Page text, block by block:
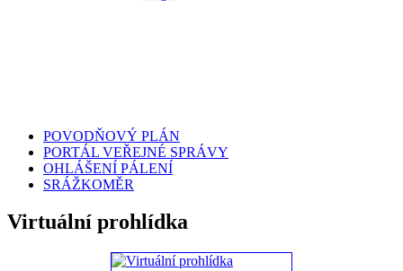
POVODŇOVÝ PLÁN
PORTÁL VEŘEJNÉ SPRÁVY
OHLÁŠENÍ PÁLENÍ
SRÁŽKOMĚR
Virtuální prohlídka